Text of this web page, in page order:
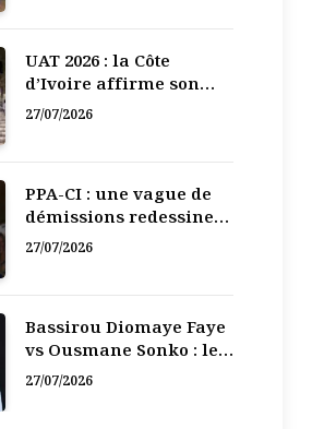
UAT 2026 : la Côte
d’Ivoire affirme son
leadership numérique
27/07/2026
PPA-CI : une vague de
démissions redessine
la recomposition
27/07/2026
Bassirou Diomaye Faye
vs Ousmane Sonko : le
vacarme du pouvoir ne
27/07/2026